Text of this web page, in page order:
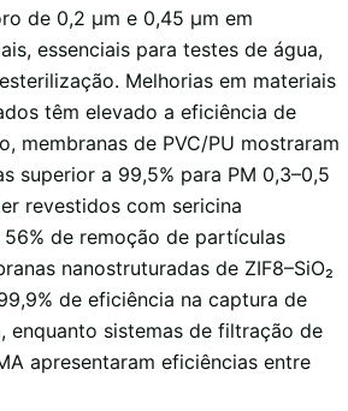
de 0,2 µm e 0,45 µm em
essenciais para testes de água,
Melhorias em materiais
têm elevado a eficiência de
membranas de PVC/PU mostraram
superior a 99,5% para PM 0,3–0,5
revestidos com sericina
de remoção de partículas
nanostruturadas de ZIF8–SiO₂
de eficiência na captura de
enquanto sistemas de filtração de
apresentaram eficiências entre